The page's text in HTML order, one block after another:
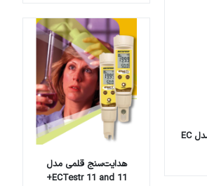
هدایت‌سنج قلمی مدل EC
هدایت‌سنج قلمی مدل
ECTestr 11 and 11+